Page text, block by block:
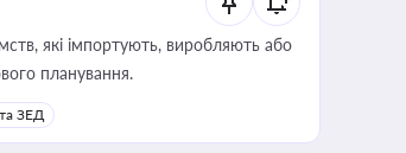
які імпортують, виробляють або
планування.
ЗЕД